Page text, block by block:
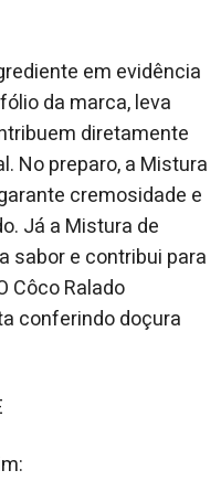
em evidência
da marca, leva
diretamente
No preparo, a Mistura
cremosidade e
Já a Mistura de
sabor e contribui para
Côco Ralado
conferindo doçura